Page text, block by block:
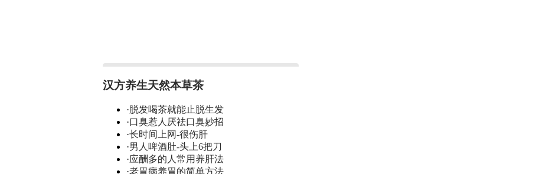
汉方养生天然本草茶
·脱发喝茶就能止脱生发
·口臭惹人厌祛口臭妙招
·长时间上网-很伤肝
·男人啤酒肚-头上6把刀
·应酬多的人常用养肝法
·老胃病养胃的简单方法